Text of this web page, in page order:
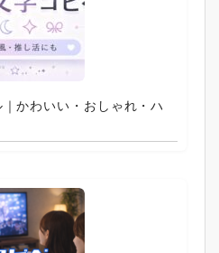
かわいい・おしゃれ・ハ